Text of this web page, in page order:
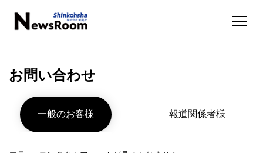
お問い合わせ
一般のお客様 報道関係者様